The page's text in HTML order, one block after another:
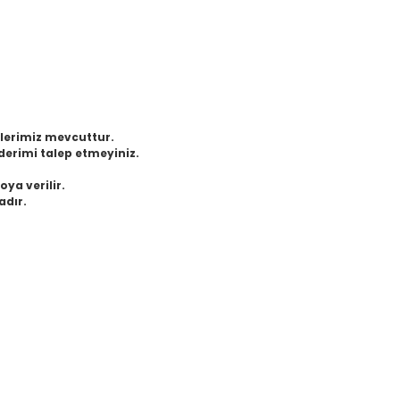
mevcuttur.
talep etmeyiniz.
verilir.